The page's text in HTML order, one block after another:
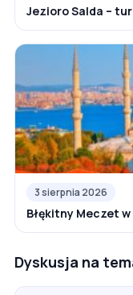
Jezioro Salda –
3 sierpnia 2026
Błękitny Meczet
Dyskusja na